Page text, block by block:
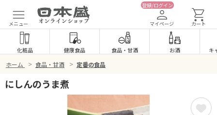
メニュー
登録/ログイン
マイページ カート
化粧品 健康食品 食品・ 甘酒 お酒 キ
ホーム > 食品・甘酒 > 定番の食品
にしんのうま煮